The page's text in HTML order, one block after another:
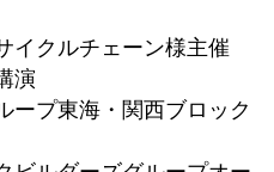
イクルチェーン様主催
演
プ東海・関西ブロック